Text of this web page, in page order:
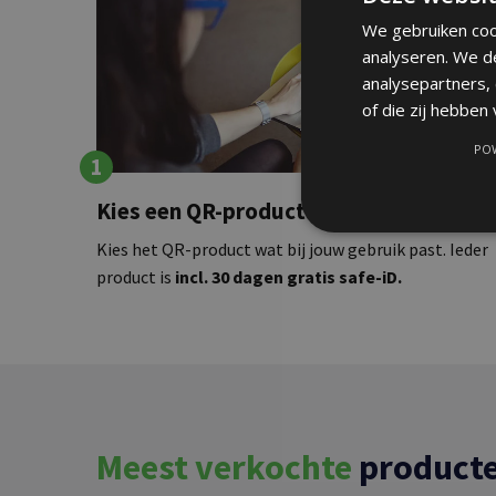
1
Kies een QR-product
Kies het QR-product wat bij jouw gebruik past. Ieder
product is incl. 30 dagen gratis safe-iD.
Meest verkochte
We gebruiken
analyseren. We
of die zij hebben